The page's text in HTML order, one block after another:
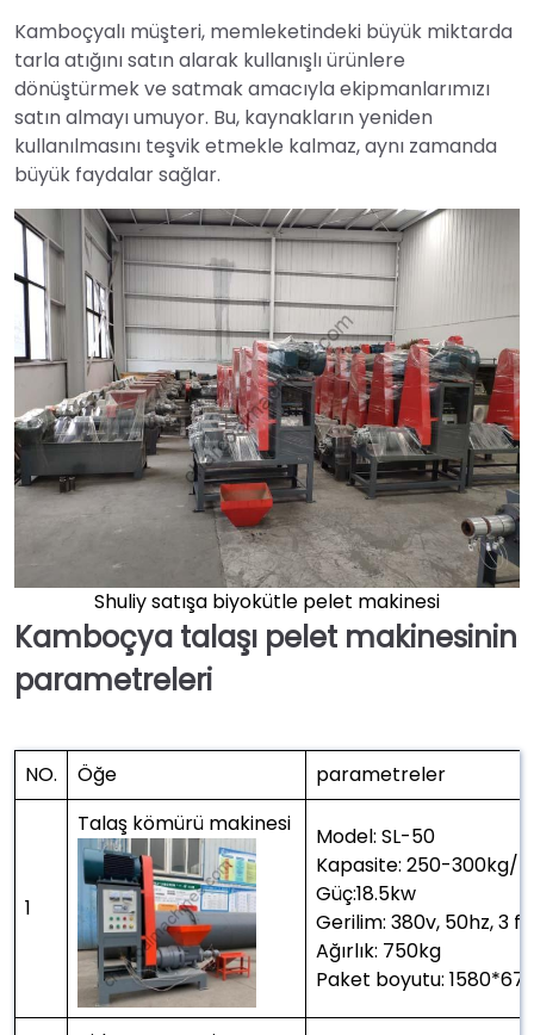
Kamboçyalı müşteri, memleketindeki büyük miktarda
tarla atığını satın alarak kullanışlı ürünlere
dönüştürmek ve satmak amacıyla ekipmanlarımızı
satın almayı umuyor. Bu, kaynakların yeniden
kullanılmasını teşvik etmekle kalmaz, aynı zamanda
büyük faydalar sağlar.
Shuliy satışa biyokütle pelet makinesi
Kamboçya talaşı pelet makinesinin
parametreleri
NO. Öğe parametreler
1
Talaş kömürü makinesi
Model: SL-50
Kapasite: 250-300kg/h
Güç:18.5kw
Gerilim: 380v, 50hz, 3
Ağırlık: 750kg
Paket boyutu: